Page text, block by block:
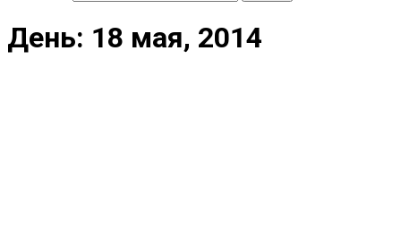
День: 18 мая, 2014